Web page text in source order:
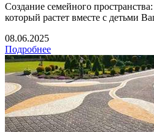
Создание семейного
который растет вместе с детьми
08.06.2025
Подробнее